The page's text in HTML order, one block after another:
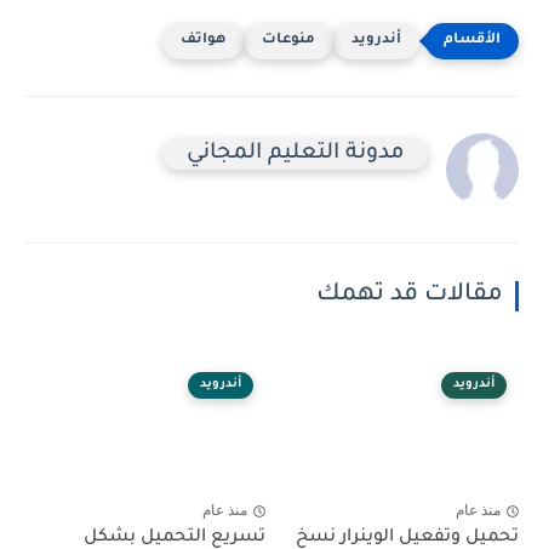
أندرويد منوعات هواتف
مدونة التعليم المجاني
مقالات قد تهمك
أندرويد
منذ عام
تحميل وتفعيل الوينرار نسخ
أندرويد
منذ عام
تسريع التحميل بشكل